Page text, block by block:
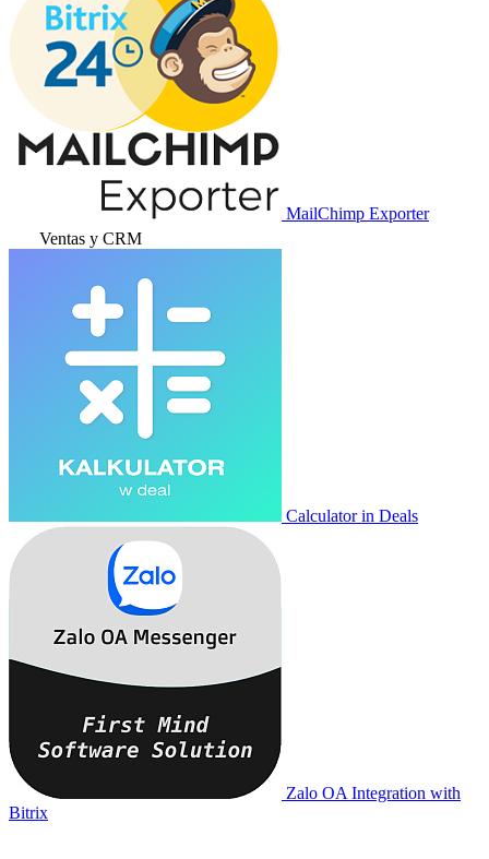
MailChimp Exporter
Ventas y CRM
Calculator in Deals
Zalo OA Integration with
Bitrix